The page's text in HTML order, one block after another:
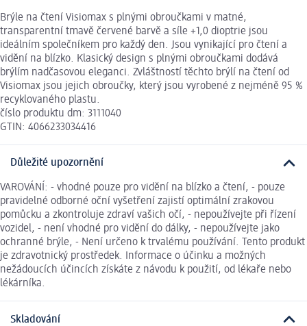
Brýle na čtení Visiomax s plnými obroučkami v matné,
transparentní tmavě červené barvě a síle +1,0 dioptrie jsou
ideálním společníkem pro každý den. Jsou vynikající pro čtení a
vidění na blízko. Klasický design s plnými obroučkami dodává
brýlím nadčasovou eleganci. Zvláštností těchto brýlí na čtení od
Visiomax jsou jejich obroučky, který jsou vyrobené z nejméně 95 %
recyklovaného plastu.
číslo produktu dm: 3111040
GTIN: 4066233034416
Důležité upozornění
VAROVÁNÍ: - vhodné pouze pro vidění na blízko a čtení, - pouze
pravidelné odborné oční vyšetření zajistí optimální zrakovou
pomůcku a zkontroluje zdraví vašich očí, - nepoužívejte při řízení
vozidel, - není vhodné pro vidění do dálky, - nepoužívejte jako
ochranné brýle, - Není určeno k trvalému používání. Tento produkt
je zdravotnický prostředek. Informace o účinku a možných
nežádoucích účincích získáte z návodu k použití, od lékaře nebo
lékárníka.
Skladování